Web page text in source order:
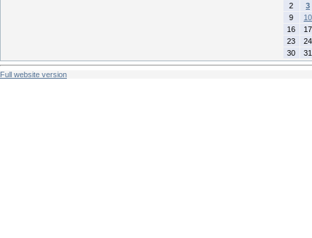
2
3
9
10
16
17
23
24
30
31
Full website version